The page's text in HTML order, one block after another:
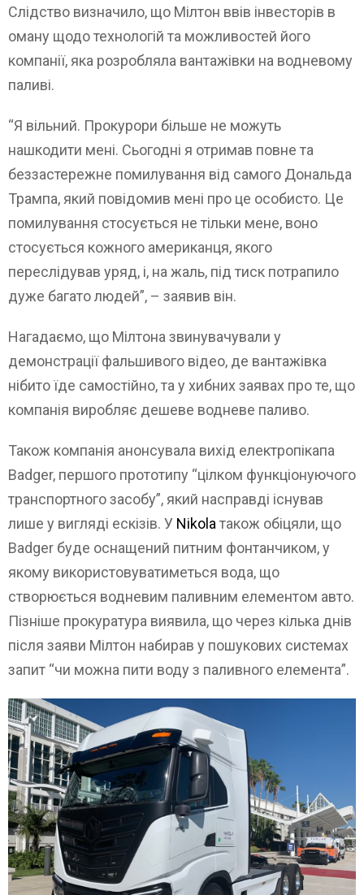
Слідство визначило, що Мілтон ввів інвесторів в
оману щодо технологій та можливостей його
компанії, яка розробляла вантажівки на водневому
паливі.
“Я вільний. Прокурори більше не можуть
нашкодити мені. Сьогодні я отримав повне та
беззастережне помилування від самого Дональда
Трампа, який повідомив мені про це особисто. Це
помилування стосується не тільки мене, воно
стосується кожного американця, якого
переслідував уряд, і, на жаль, під тиск потрапило
дуже багато людей”, – заявив він.
Нагадаємо, що Мілтона звинувачували у
демонстрації фальшивого відео, де вантажівка
нібито їде самостійно, та у хибних заявах про те, що
компанія виробляє дешеве водневе паливо.
Також компанія анонсувала вихід електропікапа
Badger, першого прототипу “цілком функціонуючого
транспортного засобу”, який насправді існував
лише у вигляді ескізів. У Nikola також обіцяли, що
Badger буде оснащений питним фонтанчиком, у
якому використовуватиметься вода, що
створюється водневим паливним елементом авто.
Пізніше прокуратура виявила, що через кілька днів
після заяви Мілтон набирав у пошукових системах
запит “чи можна пити воду з паливного елемента”.